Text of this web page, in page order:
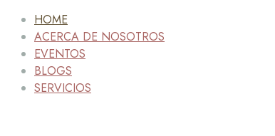
HOME
ACERCA DE NOSOTROS
EVENTOS
BLOGS
SERVICIOS